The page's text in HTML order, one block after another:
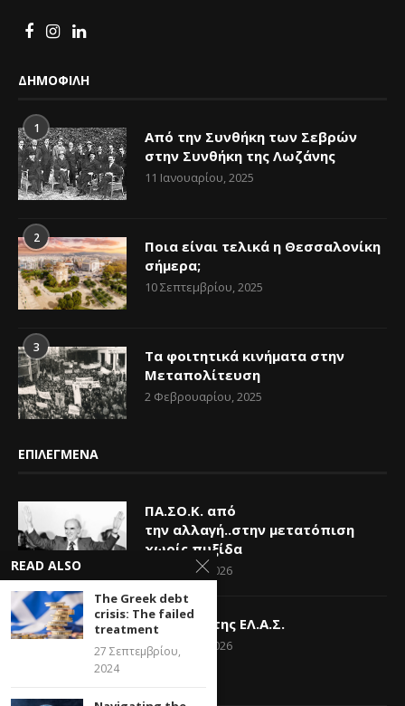
ΔΗΜΟΦΙΛΗ
1
Από την Συνθήκη των Σεβρών
στην Συνθήκη της Λωζάνης
11 Ιανουαρίου, 2025
2
Ποια είναι τελικά η Θεσσαλονίκη
σήμερα;
10 Σεπτεμβρίου, 2025
3
Τα φοιτητικά κινήματα στην
Μεταπολίτευση
2 Φεβρουαρίου, 2025
ΕΠΙΛΕΓΜΕΝΑ
ΠΑ.ΣΟ.Κ. από
την αλλαγή..στην μετατόπιση
χωρίς πυξίδα
23 Ιουλίου, 2026
Η Ελπίδα της ΕΛ.Α.Σ.
14 Ιουνίου, 2026
READ ALSO
The Greek debt
crisis: The failed
treatment
27 Σεπτεμβρίου,
2024